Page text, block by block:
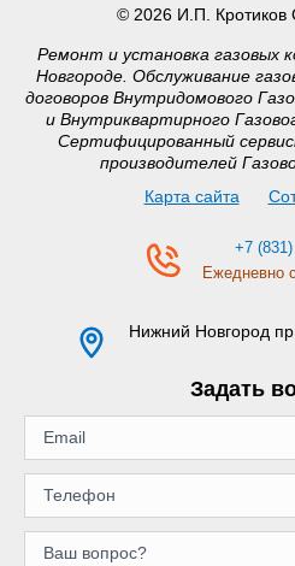
© 2026 И.П. Кротиков
Ремонт и установка газовых
Новгороде. Обслуживание
договоров Внутридомового
и Внутриквартирного
Сертифицированный
производителей
Карта сайта
+7
Ежедневно
Нижний Новгород
Задать